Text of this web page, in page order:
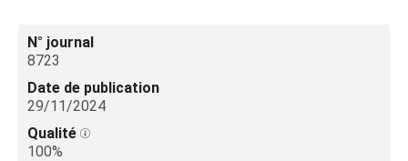
N° journal
8723
Date de publication
29/11/2024
Qualité
100%